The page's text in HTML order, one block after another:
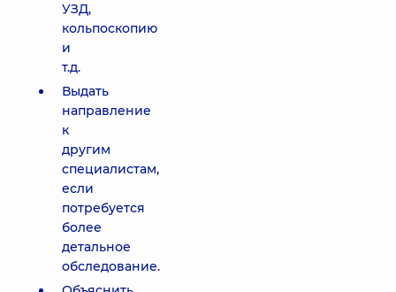
УЗД,
кольпоскопию
и
т.д.
Выдать
направление
к
другим
специалистам,
если
потребуется
более
детальное
обследование.